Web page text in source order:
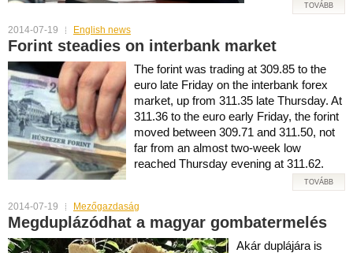
TOVÁBB
2014-07-19 English news
Forint steadies on interbank market
The forint was trading at 309.85 to the
euro late Friday on the interbank forex
market, up from 311.35 late Thursday. At
311.36 to the euro early Friday, the forint
moved between 309.71 and 311.50, not
far from an almost two-week low
reached Thursday evening at 311.62.
TOVÁBB
2014-07-19 Mezőgazdaság
Megduplázódhat a magyar gombatermelés
Akár duplájára is